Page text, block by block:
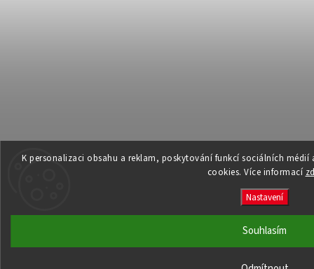
K personalizaci obsahu a reklam, poskytování funkcí sociálních
cookies. Více informací
Nastavení
Souhlasím